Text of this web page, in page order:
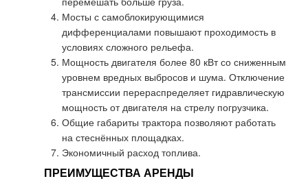
Мосты с самоблокирующимися
дифференциалами повышают проходимость в
условиях сложного рельефа.
Мощность двигателя более 80 кВт со сниженным
уровнем вредных выбросов и шума. Отключение
трансмиссии перераспределяет гидравлическую
мощность от двигателя на стрелу погрузчика.
Общие габариты трактора позволяют работать
на стеснённых площадках.
Экономичный расход топлива.
ПРЕИМУЩЕСТВА АРЕНДЫ